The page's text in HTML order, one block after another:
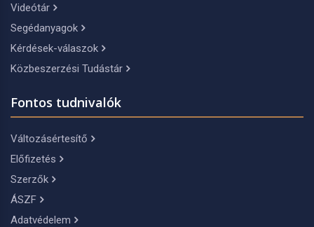
Videótár
Segédanyagok
Kérdések-válaszok
Közbeszerzési Tudástár
Fontos tudnivalók
Változásértesítő
Előfizetés
Szerzők
ÁSZF
Adatvédelem